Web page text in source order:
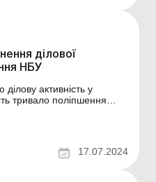
ділової
НБУ
активність у
тривало поліпшення
103,0 % у І кварталі 2024
17.07.2024